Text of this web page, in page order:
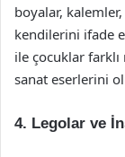
boyalar, kalemler,
kendilerini ifade
ile çocuklar
sanat eserlerini
4. Legolar ve